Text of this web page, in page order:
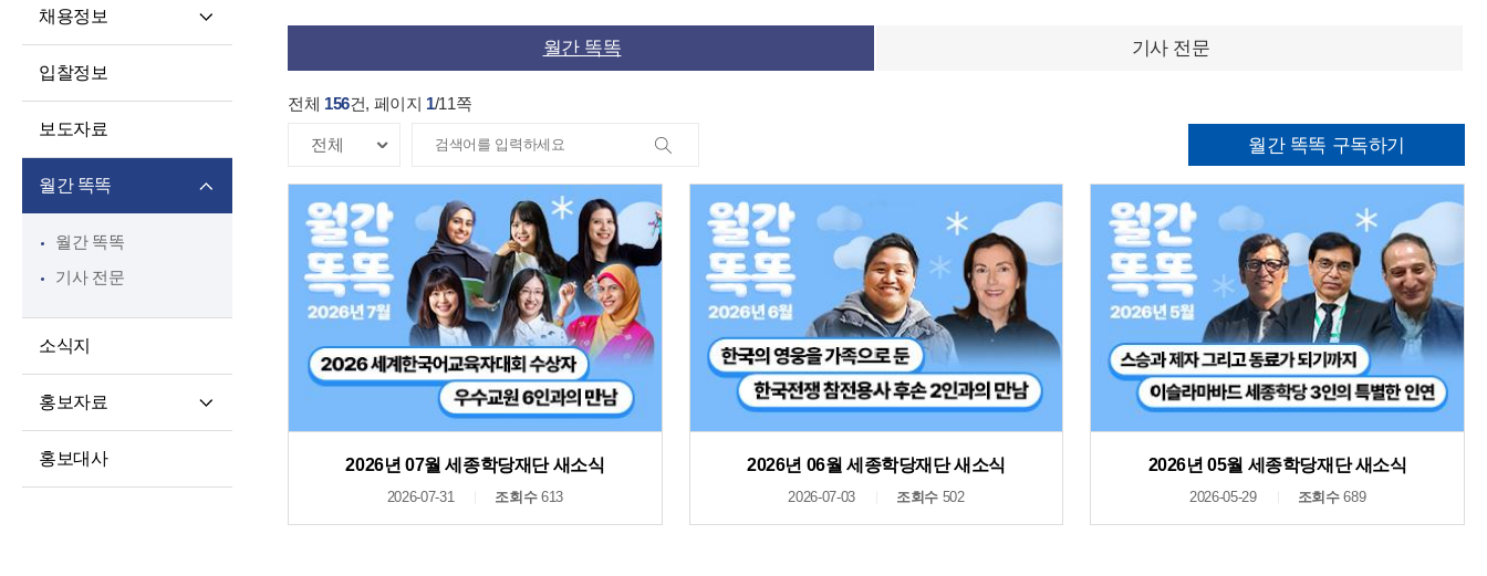
채용정보
입찰정보
보도자료
월간 똑똑
월간 똑똑
기사 전문
소식지
홍보자료
홍보대사
월간 똑똑 기사 전문
전체 156건, 페이지 1/11쪽
월간 똑똑 구독하기
2026년 07월 세종학당재단 새소식
2026-07-31 조회수 613
2026년 06월 세종학당재단 새소식
2026-07-03 조회수 502
2026년 05월 세종학당재단 새소식
2026-05-29 조회수689